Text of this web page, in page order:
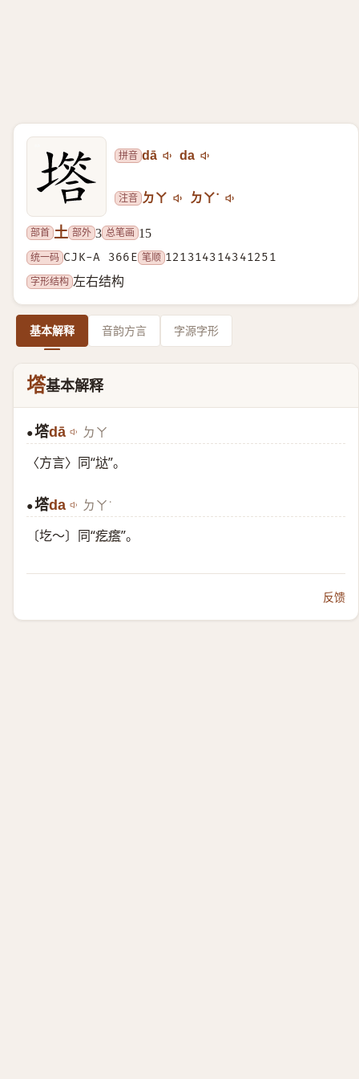
拼音 dā da
注音 ㄉㄚ ㄉㄚ˙
部首 土 部外 3 总笔画 15
统一码 CJK-A 366E 笔顺 121314314341251
字形结构 左右结构
基本解释 音韵方言 字源字形
㙮基本解释
●㙮dā ㄉㄚ
〈方言〉同“垯”。
●㙮da ㄉㄚ˙
〔圪～〕同“疙瘩”。
反馈